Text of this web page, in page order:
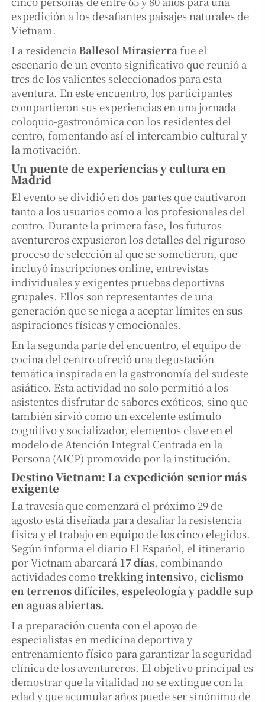
expedición a los desafiantes paisajes naturales de
Vietnam.
La residencia Ballesol Mirasierrafue el
escenario de un evento significativo que reunió a
tres de los valientes seleccionados para esta
aventura. En este encuentro, los participantes
compartieron sus experiencias en una jornada
coloquio-gastronómica con los residentes del
centro, fomentando así el intercambio cultural y
la motivación.
Un puente de experiencias y cultura en
Madrid
El evento se dividió en dos partes que cautivaron
tanto a los usuarios como a los profesionales del
centro. Durante la primera fase, los futuros
aventureros expusieron los detalles del riguroso
proceso de selección al que se sometieron, que
incluyó inscripciones online, entrevistas
individuales y exigentes pruebas deportivas
grupales. Ellos son representantes de una
generación que se niega a aceptar límites en sus
aspiraciones físicas y emocionales.
En la segunda parte del encuentro, el equipo de
cocina del centro ofreció una degustación
temática inspirada en la gastronomía del sudeste
asiático. Esta actividad no solo permitió a los
asistentes disfrutar de sabores exóticos, sino que
también sirvió como un excelente estímulo
cognitivo y socializador, elementos clave en el
modelo de Atención Integral Centrada en la
Persona (AICP) promovido por la institución.
Destino Vietnam: La expedición senior más
exigente
La travesía que comenzará el próximo 29 de
agosto está diseñada para desafiar la resistencia
física y el trabajo en equipo de los cinco elegidos.
Según informa el diario El Español, el itinerario
por Vietnam abarcará 17 días, combinando
actividades comotrekking intensivo, ciclismo
en terrenos difíciles, espeleología y paddle sup
en aguas abiertas.
La preparación cuenta con el apoyo de
especialistas en medicina deportiva y
entrenamiento físico para garantizar la seguridad
clínica de los aventureros. El objetivo principal es
demostrar que la vitalidad no se extingue con la
edad y que acumular años puede ser sinónimo de